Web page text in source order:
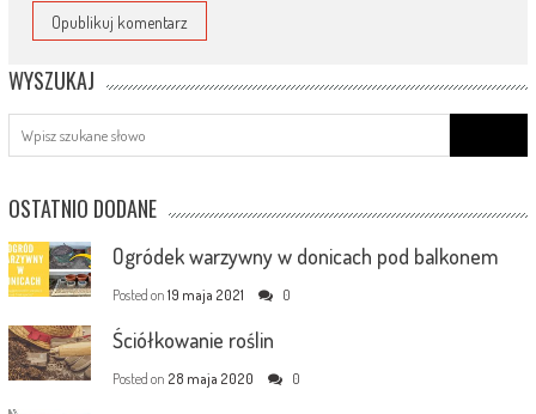
WYSZUKAJ
OSTATNIO DODANE
Ogródek warzywny w donicach pod balkonem
Posted on 19 maja 2021 0
Ściółkowanie roślin
Posted on 28 maja 2020 0